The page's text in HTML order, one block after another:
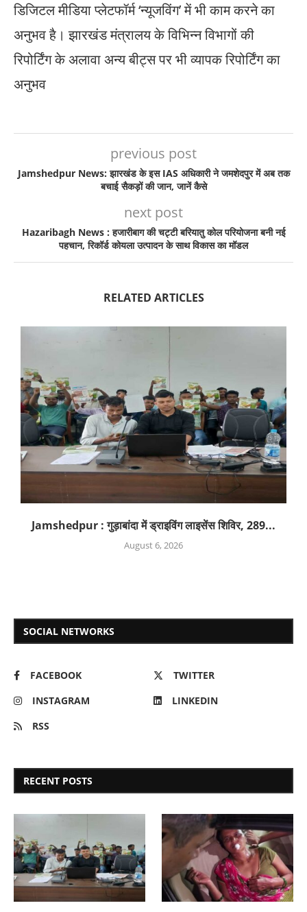
डिजिटल मीडिया प्लेटफॉर्म ‘न्यूजविंग’ में भी काम करने का
अनुभव है। झारखंड मंत्रालय के विभिन्न विभागों की
रिपोर्टिंग के अलावा अन्य बीट्स पर भी व्यापक रिपोर्टिंग का
अनुभव
previous post
Jamshedpur News: झारखंड के इस IAS अधिकारी ने जमशेदपुर में अब तक
बचाई सैकड़ों की जान, जानें कैसे
next post
Hazaribagh News : हजारीबाग की चट्टी बरियातु कोल परियोजना बनी नई
पहचान, रिकॉर्ड कोयला उत्पादन के साथ विकास का मॉडल
RELATED ARTICLES
Jamshedpur : गुड़ाबांदा में ड्राइविंग लाइसेंस शिविर, 289...
August 6, 2026
SOCIAL NETWORKS
FACEBOOK
TWITTER
INSTAGRAM
LINKEDIN
RSS
RECENT POSTS